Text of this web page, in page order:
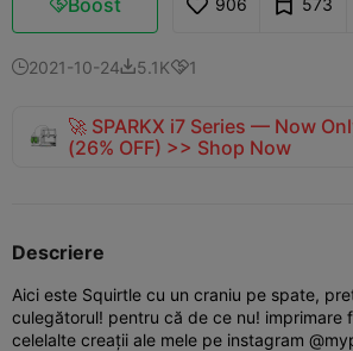
 906 573
2021-10-245.1K1
🚀 SPARKX i7 Series — Now
(26% OFF) >> Shop Now
Descriere
Aici este Squirtle cu un craniu pe spate,
culegătorul! pentru că de ce nu! imprimare
celelalte creații ale mele pe instagram